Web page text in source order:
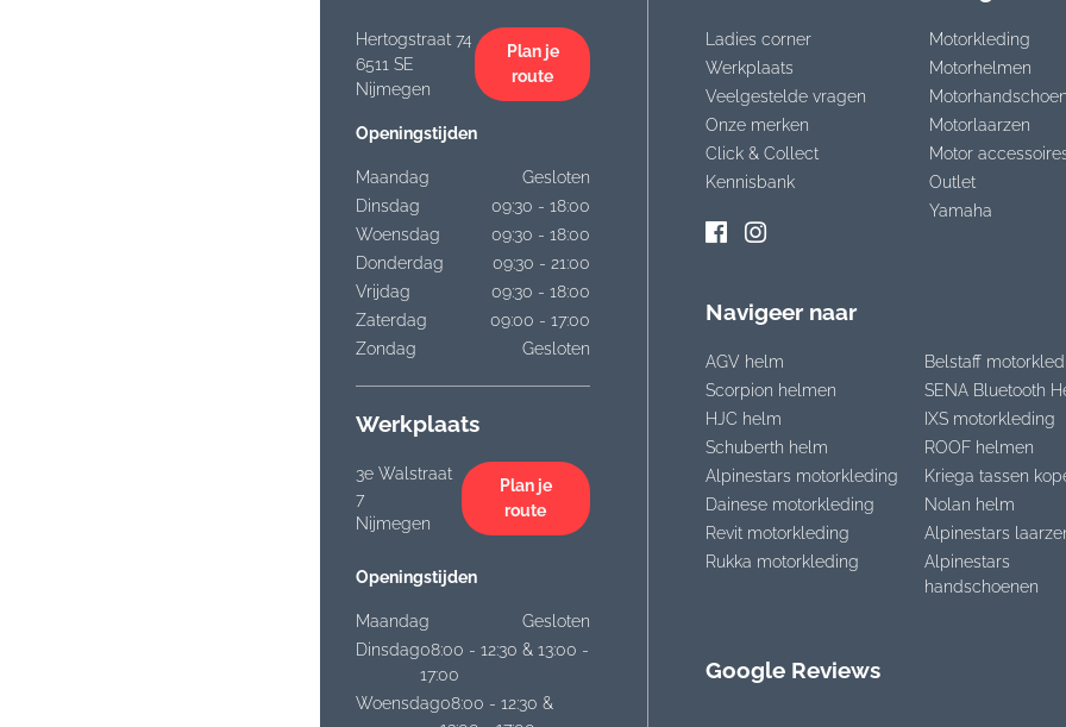
Hertogstraat 74
6511 SE
Nijmegen
Plan je
route
Openingstijden
Maandag
Gesloten
Dinsdag
09:30 - 18:00
Woensdag
09:30 - 18:00
Donderdag
09:30 - 21:00
Vrijdag
09:30 - 18:00
Zaterdag
09:00 - 17:00
Zondag
Gesloten
Werkplaats
3e Walstraat
7
Nijmegen
Plan je
route
Openingstijden
Maandag
Gesloten
Dinsdag08:00 - 12:30 & 13:00 -
17:00
Woensdag08:00 - 12:30 &
Ladies corner
Werkplaats
Veelgestelde vragen
Onze merken
Click & Collect
Kennisbank
Motorkleding
Motorhelmen
Motorlaarzen
Motor
Outlet
Yamaha
Navigeer naar
AGV helm
Scorpion helmen
HJC helm
Schuberth helm
Alpinestars motorkleding
Dainese motorkleding
Revit motorkleding
Rukka motorkleding
Belstaff
SENA Bluetooth
IXS motorkleding
ROOF helmen
Kriega tassen
Nolan helm
Alpinestars
Alpinestars
handschoenen
Google Reviews